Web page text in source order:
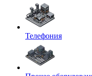
Телефония